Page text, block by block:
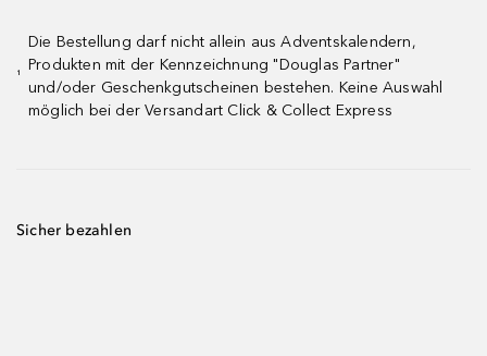
¹
Die Bestellung darf nicht allein aus Adventskalendern,
Produkten mit der Kennzeichnung "Douglas Partner"
und/oder Geschenkgutscheinen bestehen. Keine Auswahl
möglich bei der Versandart Click & Collect Express
Sicher bezahlen